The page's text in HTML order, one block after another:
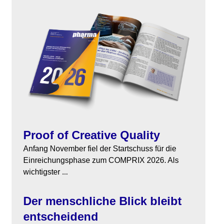
Marketing
Branche
Studien
Personen
Magazin
Aktuelle Ausgabe
Ausgabenarchiv
Über uns
Kontakt
Team
Proof of Creative Quality
Anfang November fiel der Startschuss für die
Einreichungsphase zum COMPRIX 2026. Als
wichtigster ...
Der menschliche Blick bleibt
entscheidend